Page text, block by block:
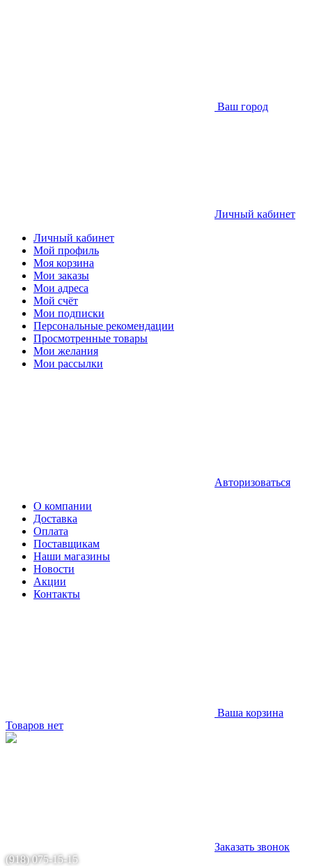
Ваш город
Личный кабинет
Личный кабинет
Мой профиль
Моя корзина
Мои заказы
Мои адреса
Мой счёт
Мои подписки
Персональные рекомендации
Просмотренные товары
Мои желания
Мои рассылки
Авторизоваться
О компании
Доставка
Оплата
Поставщикам
Наши магазины
Новости
Акции
Контакты
Ваша корзина
Товаров нет
Заказать звонок
(918) 075-15-15